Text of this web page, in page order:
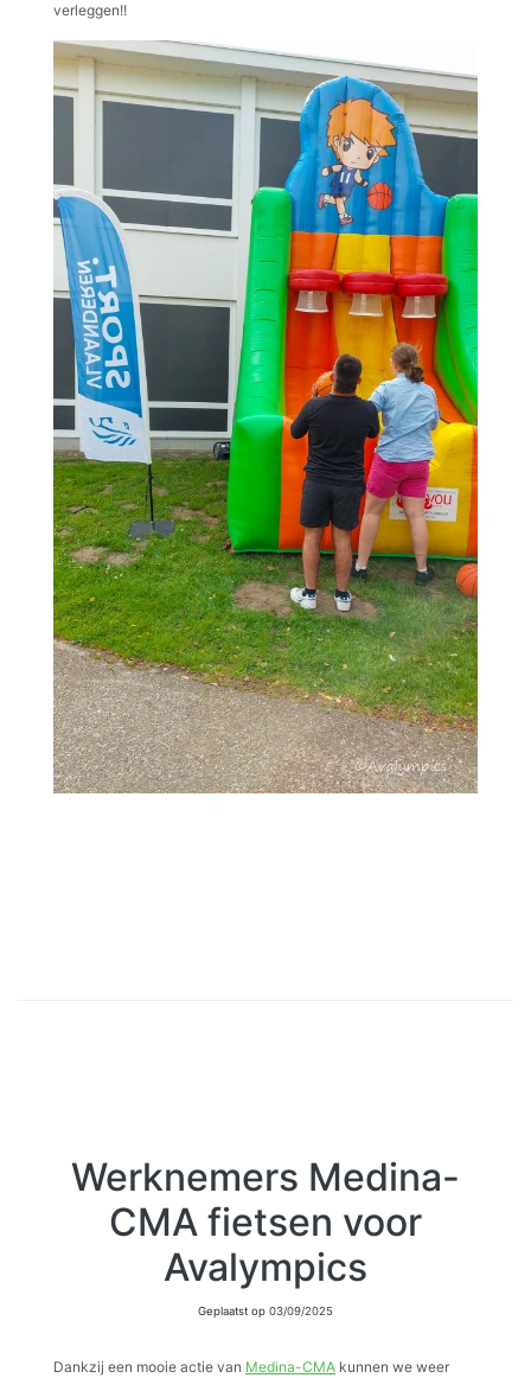
verleggen!!
Werknemers Medina-
CMA fietsen voor
Avalympics
Geplaatst op 03/09/2025
Dankzij een mooie actie van Medina-CMA kunnen we weer